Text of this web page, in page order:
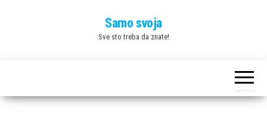
Samo svoja
Sve sto treba da znate!